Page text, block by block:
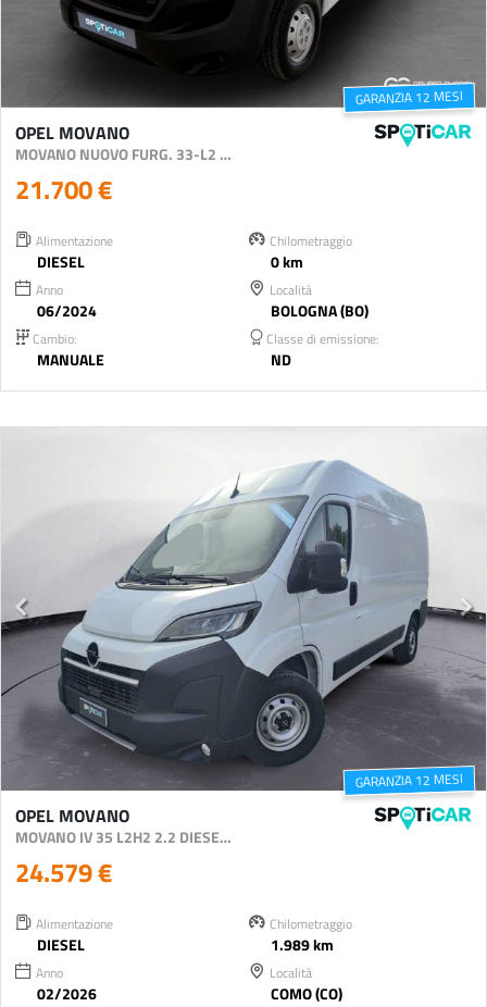
GARANZIA 12 MESI
OPEL MOVANO
MOVANO NUOVO FURG. 33-L2 H2 BLUEHDI S AND S 120
21.700 €
Alimentazione
DIESEL
Chilometraggio
0 km
Anno
06/2024
Località
BOLOGNA (BO)
Cambio:
MANUALE
Classe di emissione:
ND
GARANZIA 12 MESI
OPEL MOVANO
MOVANO IV 35 L2H2 2.2 DIESEL 140CV S&S
24.579 €
Alimentazione
DIESEL
Chilometraggio
1.989 km
Anno
02/2026
Località
COMO (CO)